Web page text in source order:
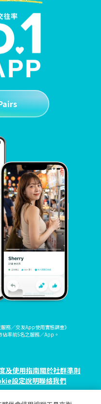
務／交友App使用實態調查》
佔率前5名之服務／App。
及使用指南關於社群準則
設定說明聯絡我們